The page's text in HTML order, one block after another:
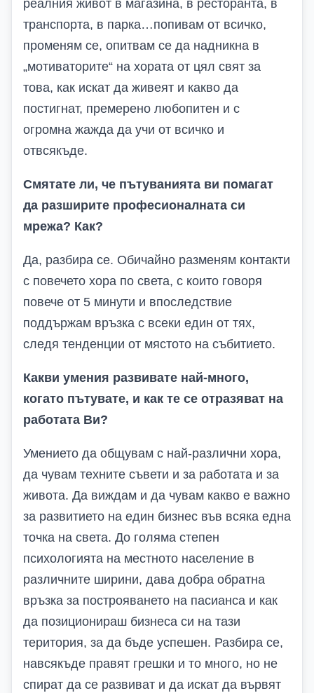
реалния живот в магазина, в ресторанта, в
транспорта, в парка…попивам от всичко,
променям се, опитвам се да надникна в
„мотиваторите“ на хората от цял свят за
това, как искат да живеят и какво да
постигнат, премерено любопитен и с
огромна жажда да учи от всичко и
отвсякъде.
Смятате ли, че пътуванията ви помагат
да разширите професионалната си
мрежа? Как?
Да, разбира се. Обичайно разменям контакти
с повечето хора по света, с които говоря
повече от 5 минути и впоследствие
поддържам връзка с всеки един от тях,
следя тенденции от мястото на събитието.
Какви умения развивате най-много,
когато пътувате, и как те се отразяват на
работата Ви?
Умението да общувам с най-различни хора,
да чувам техните съвети и за работата и за
живота. Да виждам и да чувам какво е важно
за развитието на един бизнес във всяка една
точка на света. До голяма степен
психологията на местното население в
различните ширини, дава добра обратна
връзка за построяването на пасианса и как
да позиционираш бизнеса си на тази
територия, за да бъде успешен. Разбира се,
навсякъде правят грешки и то много, но не
спират да се развиват и да искат да вървят